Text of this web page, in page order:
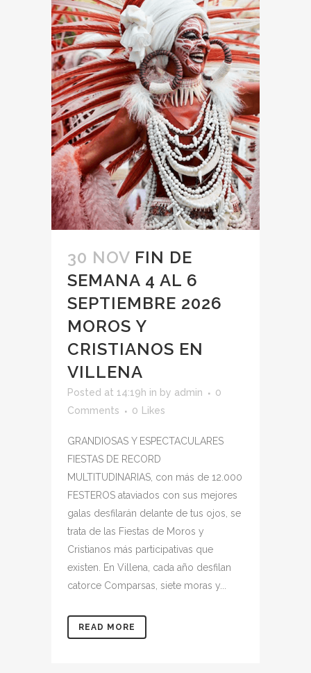
30 NOV FIN DE
SEMANA 4 AL 6
SEPTIEMBRE 2026
MOROS Y
CRISTIANOS EN
VILLENA
Posted at 14:19h in by admin
0
Comments
0 Likes
GRANDIOSAS Y ESPECTACULARES
FIESTAS DE RECORD
MULTITUDINARIAS, con más de 12.000
FESTEROS ataviados con sus mejores
galas desfilarán delante de tus ojos, se
trata de las Fiestas de Moros y
Cristianos más participativas que
existen. En Villena, cada año desfilan
catorce Comparsas, siete moras y...
READ MORE